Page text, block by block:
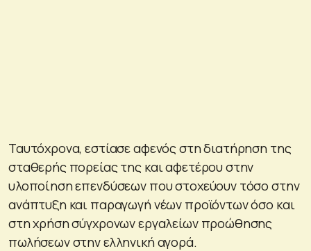
Ταυτόχρονα, εστίασε αφενός στη διατήρηση της
σταθερής πορείας της και αφετέρου στην
υλοποίηση επενδύσεων που στοχεύουν τόσο στην
ανάπτυξη και παραγωγή νέων προϊόντων όσο και
στη χρήση σύγχρονων εργαλείων προώθησης
πωλήσεων στην ελληνική αγορά.